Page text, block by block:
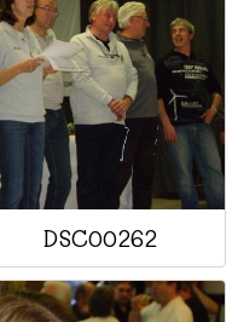
DSC00262